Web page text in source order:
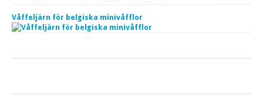
Våffeljärn för belgiska minivåfflor